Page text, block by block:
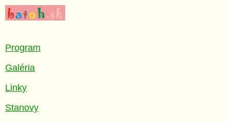
Program
Galéria
Linky
Stanovy